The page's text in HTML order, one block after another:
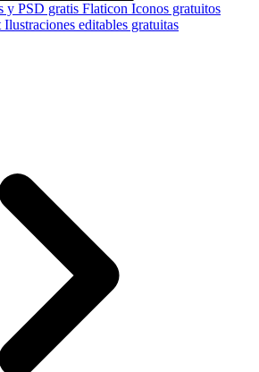
y PSD gratis Flaticon Iconos gratuitos
Ilustraciones editables gratuitas